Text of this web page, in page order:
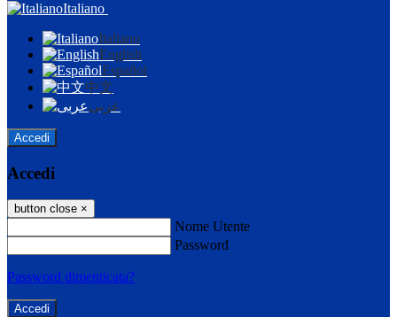
Italiano
Italiano
English
Español
中文
عربى
Accedi
Accedi
button close ×
Nome Utente
Password
Password dimenticata?